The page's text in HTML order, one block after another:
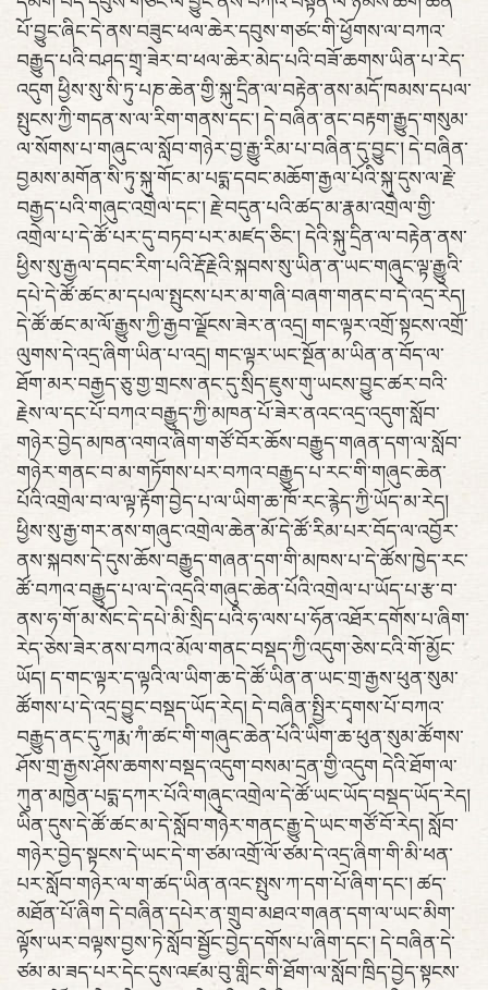
པོ་བྱུང་ཞིང་དེ་ནས་བཟུང་ཕལ་ཆེར་དབུས་གཙང་གི་ཕྱོགས་ལ་བཀའ་
བརྒྱུད་པའི་བཤད་གྲྭ་ཟེར་བ་ཕལ་ཆེར་མེད་པའི་བཟོ་ཆགས་ཡིན་པ་རེད་
འདུག ཕྱིས་སུ་སི་ཏུ་པཎ་ཆེན་གྱི་སྐུ་དྲིན་ལ་བརྟེན་ནས་མདོ་ཁམས་དཔལ་
སྤུངས་ཀྱི་གདན་ས་ལ་རིག་གནས་དང་། དེ་བཞིན་ནང་བརྟག་རྒྱུད་གསུམ་
ལ་སོགས་པ་གཞུང་ལ་སློབ་གཉེར་བྱ་རྒྱུ་རིམ་པ་བཞིན་དུ་བྱུང་། དེ་བཞིན་
བྱམས་མགོན་སི་ཏུ་སྐུ་གོང་མ་པདྨ་དབང་མཆོག་རྒྱལ་པོའི་སྐུ་དུས་ལ་རྗེ་
བརྒྱད་པའི་གཞུང་འགྲེལ་དང་། རྗེ་བདུན་པའི་ཚད་མ་རྣམ་འགྲེལ་གྱི་
འགྲེལ་པ་དེ་ཚོ་པར་དུ་བཏབ་པར་མཛད་ཅིང་། དེའི་སྐུ་དྲིན་ལ་བརྟེན་ནས་
ཕྱིས་སུ་རྒྱལ་དབང་རིག་པའི་རྡོ་རྗེའི་སྐབས་སུ་ཡིན་ན་ཡང་གཞུང་ལྟ་རྒྱུའི་
དཔེ་དེ་ཚོ་ཚང་མ་དཔལ་སྤུངས་པར་མ་གཞི་བཞག་གནང་བ་དེ་འདྲ་རེད།
དེ་ཚོ་ཚང་མ་ལོ་རྒྱུས་ཀྱི་རྒྱབ་ལྗོངས་ཟེར་ན་འདྲ། གང་ལྟར་འགྲོ་སྟངས་འགྲོ་
ལུགས་དེ་འདྲ་ཞིག་ཡིན་པ་འདྲ། གང་ལྟར་ཡང་སྔོན་མ་ཡིན་ན་བོད་ལ་
ཐོག་མར་བརྒྱད་ཅུ་གྱ་གྲངས་ནང་དུ་སྲིད་ཇུས་གུ་ཡངས་བྱུང་ཚར་བའི་
རྗེས་ལ་དང་པོ་བཀའ་བརྒྱུད་ཀྱི་མཁན་པོ་ཟེར་ནའང་འདྲ་འདུག་སློབ་
གཉེར་བྱེད་མཁན་འགའ་ཞིག་གཙོ་བོར་ཆོས་བརྒྱུད་གཞན་དག་ལ་སློབ་
གཉེར་གནང་བ་མ་གཏོགས་པར་བཀའ་བརྒྱུད་པ་རང་གི་གཞུང་ཆེན་
པོའི་འགྲེལ་བ་ལ་ལྟ་རྟོག་བྱེད་པ་ལ་ཡིག་ཆ་ཁོ་རང་རྙེད་ཀྱི་ཡོད་མ་རེད།
ཕྱིས་སུ་རྒྱ་གར་ནས་གཞུང་འགྲེལ་ཆེན་མོ་དེ་ཚོ་རིམ་པར་བོད་ལ་འབྱོར་
ནས་སྐབས་དེ་དུས་ཆོས་བརྒྱུད་གཞན་དག་གི་མཁས་པ་དེ་ཚོས་ཁྱེད་རང་
ཚོ་བཀའ་བརྒྱུད་པ་ལ་དེ་འདྲའི་གཞུང་ཆེན་པོའི་འགྲེལ་པ་ཡོད་པ་རྩ་བ་
ནས་ཧ་གོ་མ་སོང་དེ་དཔེ་མི་སྲིད་པའི་ཧ་ལས་པ་ཧོན་འཐོར་དགོས་པ་ཞིག་
རེད་ཅེས་ཟེར་ནས་བཀའ་མོལ་གནང་བསྡད་ཀྱི་འདུག་ཅེས་ངའི་གོ་མྱོང་
ཡོད། ད་གང་ལྟར་ད་ལྟའི་ལ་ཡིག་ཆ་དེ་ཚོ་ཡིན་ན་ཡང་གྲ་རྒྱས་ཕུན་སུམ་
ཚོགས་པ་དེ་འདྲ་བྱུང་བསྡད་ཡོད་རེད། དེ་བཞིན་སྤྱིར་དྭགས་པོ་བཀའ་
བརྒྱུད་ནང་དུ་ཀརྨ་ཀཾ་ཚང་གི་གཞུང་ཆེན་པོའི་ཡིག་ཆ་ཕུན་སུམ་ཚོགས་
ཤོས་གྲ་རྒྱས་ཤོས་ཆགས་བསྡད་འདུག་བསམ་དྲན་གྱི་འདུག དེའི་ཐོག་ལ་
ཀུན་མཁྱེན་པདྨ་དཀར་པོའི་གཞུང་འགྲེལ་དེ་ཚོ་ཡང་ཡོད་བསྡད་ཡོད་རེད།
ཡིན་དུས་དེ་ཚོ་ཚང་མ་དེ་སློབ་གཉེར་གནང་རྒྱུ་དེ་ཡང་གཙོ་བོ་རེད། སློབ་
གཉེར་བྱེད་སྟངས་དེ་ཡང་དེ་ག་ཙམ་འགྲོ་ལོ་ཙམ་དེ་འདྲ་ཞིག་གི་མི་ཕན་
པར་སློབ་གཉེར་ལ་ག་ཚད་ཡིན་ནའང་སྤུས་ཀ་དག་པོ་ཞིག་དང་། ཚད་
མཐོན་པོ་ཞིག དེ་བཞིན་དཔེར་ན་གྲུབ་མཐའ་གཞན་དག་ལ་ཡང་མིག་
ལྟོས་ཡར་བལྟས་བྱས་ཏེ་སློབ་སྦྱོང་བྱེད་དགོས་པ་ཞིག་དང་། དེ་བཞིན་དེ་
ཙམ་མ་ཟད་པར་དེང་དུས་འཛམ་བུ་གླིང་གི་ཐོག་ལ་སློབ་ཁྲིད་བྱེད་སྟངས་